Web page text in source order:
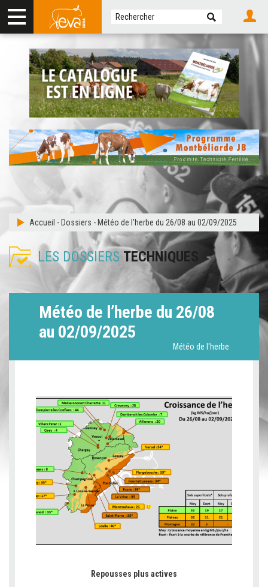
Accueil - Dossiers - Météo de l’herbe du 26/08 au 02/09/2025
LES DOSSIERS TECHNIQUES
Météo de l’herbe du 26/08
au 02/09/2025
Météo de l'herbe
Repousses plus actives